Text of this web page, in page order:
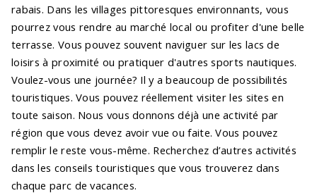
rabais. Dans les villages pittoresques environnants, vous
pourrez vous rendre au marché local ou profiter d'une belle
terrasse. Vous pouvez souvent naviguer sur les lacs de
loisirs à proximité ou pratiquer d'autres sports nautiques.
Voulez-vous une journée? Il y a beaucoup de possibilités
touristiques. Vous pouvez réellement visiter les sites en
toute saison. Nous vous donnons déjà une activité par
région que vous devez avoir vue ou faite. Vous pouvez
remplir le reste vous-même. Recherchez d’autres activités
dans les conseils touristiques que vous trouverez dans
chaque parc de vacances.